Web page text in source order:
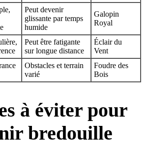
Peut devenir
glissante par temps
humide
Galopin
Royal
Peut être fatigante
sur longue distance
Éclair du
Vent
Obstacles et terrain
varié
Foudre des
Bois
à éviter pour
bredouille